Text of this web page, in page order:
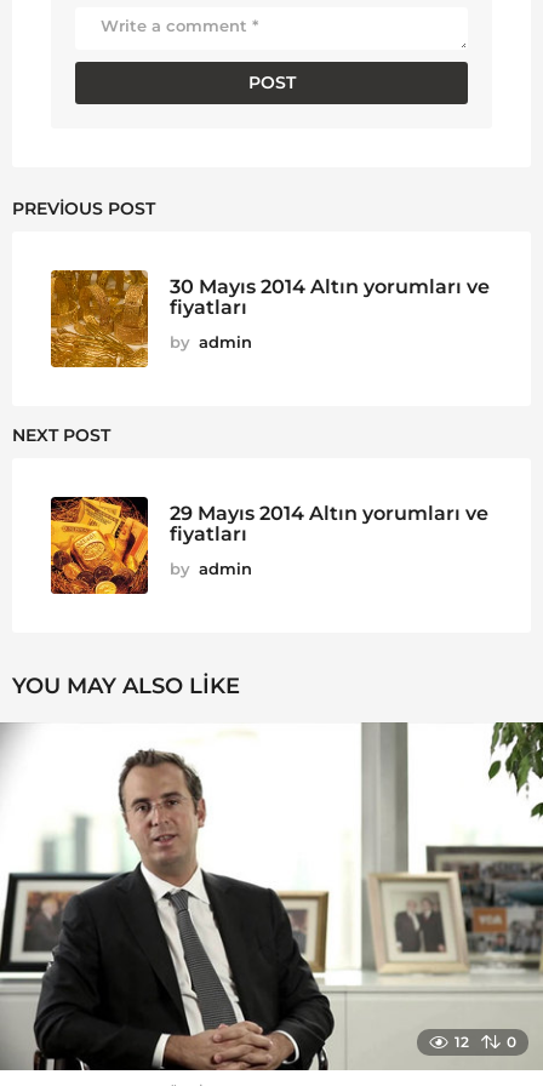
PREVIOUS POST
30 Mayıs 2014 Altın yorumları ve
fiyatları
by admin
NEXT POST
29 Mayıs 2014 Altın yorumları ve
fiyatları
by admin
YOU MAY ALSO LIKE
12 0